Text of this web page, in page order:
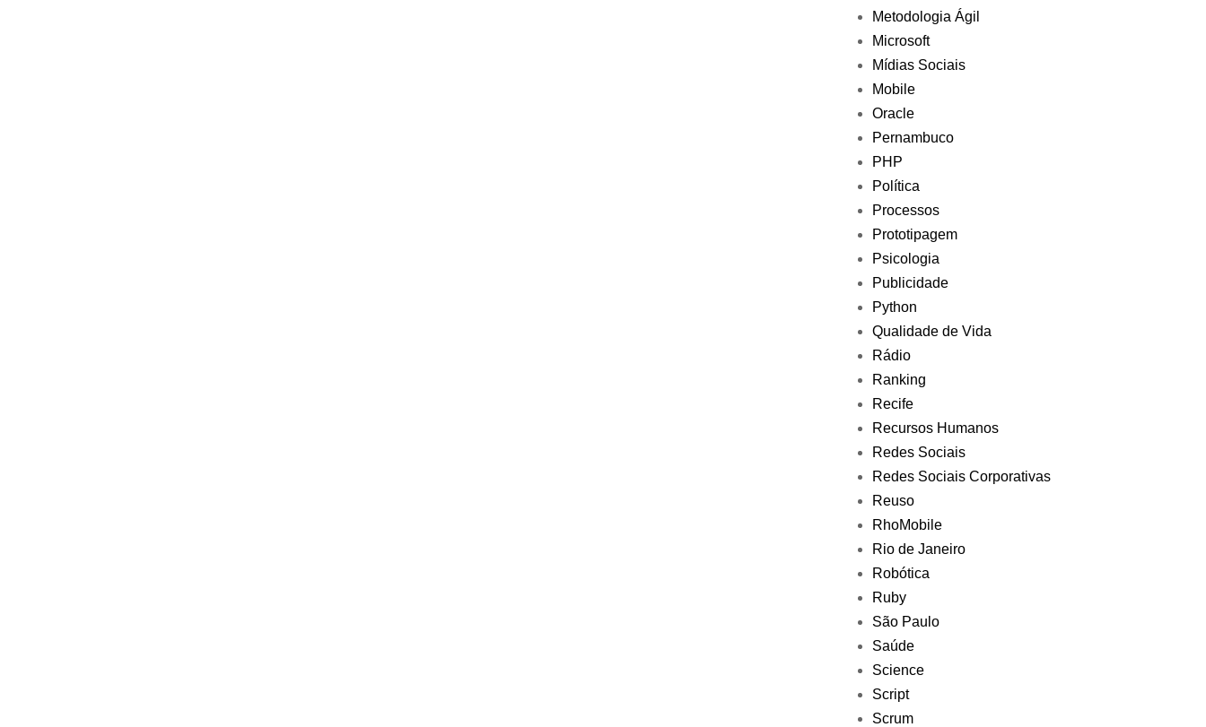
Metodologia Ágil
Microsoft
Mídias Sociais
Mobile
Oracle
Pernambuco
PHP
Política
Processos
Prototipagem
Psicologia
Publicidade
Python
Qualidade de Vida
Rádio
Ranking
Recife
Recursos Humanos
Redes Sociais
Redes Sociais Corporativas
Reuso
RhoMobile
Rio de Janeiro
Robótica
Ruby
São Paulo
Saúde
Science
Script
Scrum